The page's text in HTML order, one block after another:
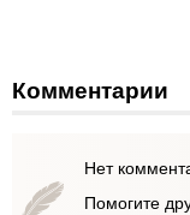
Комментарии
Нет
Помогите